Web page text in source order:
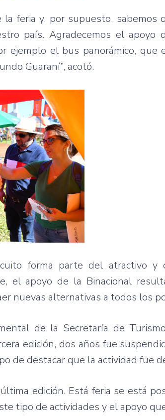
la feria y, por supuesto,
país. Agradecemos el apoyo
ejemplo el bus panorámico,
Guaraní”, acotó.
forma parte del atractivo
el apoyo de la Binacional
nuevas alternativas a todos los
de la Secretaría de
edición, dos años fue
de destacar que la actividad fue
edición. Está feria se está
tipo de actividades y el apoyo